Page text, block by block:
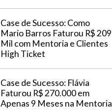
Case de Sucesso: Como
Mario Barros Faturou R$ 209
Mil com Mentoria e Clientes
High Ticket
Case de Sucesso: Flávia
Faturou R$ 270.000 em
Apenas 9 Meses na Mentoria